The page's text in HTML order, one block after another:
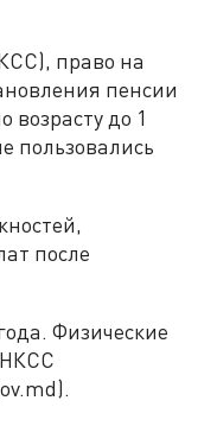
право на
пенсии
возрасту до 1
пользовались
после
Физические
НКСС